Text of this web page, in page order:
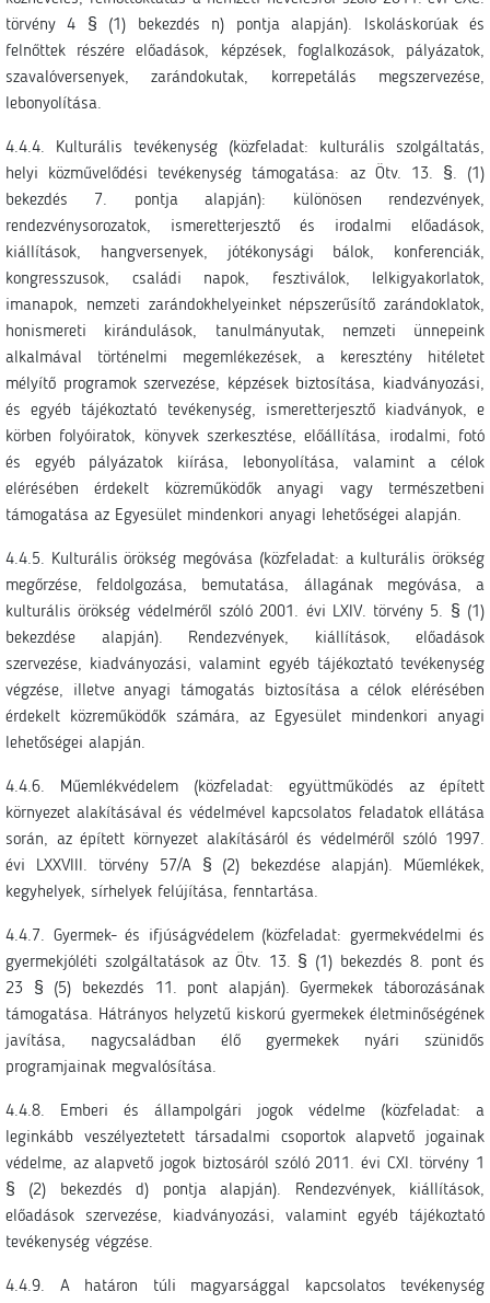
törvény 4 § (1) bekezdés n) pontja alapján). Iskoláskorúak és
felnőttek részére előadások, képzések, foglalkozások, pályázatok,
szavalóversenyek, zarándokutak, korrepetálás megszervezése,
lebonyolítása.
4.4.4. Kulturális tevékenység (közfeladat: kulturális szolgáltatás,
helyi közművelődési tevékenység támogatása: az Ötv. 13. §. (1)
bekezdés 7. pontja alapján): különösen rendezvények,
rendezvénysorozatok, ismeretterjesztő és irodalmi előadások,
kiállítások, hangversenyek, jótékonysági bálok, konferenciák,
kongresszusok, családi napok, fesztiválok, lelkigyakorlatok,
imanapok, nemzeti zarándokhelyeinket népszerűsítő zarándoklatok,
honismereti kirándulások, tanulmányutak, nemzeti ünnepeink
alkalmával történelmi megemlékezések, a keresztény hitéletet
mélyítő programok szervezése, képzések biztosítása, kiadványozási,
és egyéb tájékoztató tevékenység, ismeretterjesztő kiadványok, e
körben folyóiratok, könyvek szerkesztése, előállítása, irodalmi, fotó
és egyéb pályázatok kiírása, lebonyolítása, valamint a célok
elérésében érdekelt közreműködők anyagi vagy természetbeni
támogatása az Egyesület mindenkori anyagi lehetőségei alapján.
4.4.5. Kulturális örökség megóvása (közfeladat: a kulturális örökség
megőrzése, feldolgozása, bemutatása, állagának megóvása, a
kulturális örökség védelméről szóló 2001. évi LXIV. törvény 5. § (1)
bekezdése alapján). Rendezvények, kiállítások, előadások
szervezése, kiadványozási, valamint egyéb tájékoztató tevékenység
végzése, illetve anyagi támogatás biztosítása a célok elérésében
érdekelt közreműködők számára, az Egyesület mindenkori anyagi
lehetőségei alapján.
4.4.6. Műemlékvédelem (közfeladat: együttműködés az épített
környezet alakításával és védelmével kapcsolatos feladatok ellátása
során, az épített környezet alakításáról és védelméről szóló 1997.
évi LXXVIII. törvény 57/A § (2) bekezdése alapján). Műemlékek,
kegyhelyek, sírhelyek felújítása, fenntartása.
4.4.7. Gyermek- és ifjúságvédelem (közfeladat: gyermekvédelmi és
gyermekjóléti szolgáltatások az Ötv. 13. § (1) bekezdés 8. pont és
23 § (5) bekezdés 11. pont alapján). Gyermekek táborozásának
támogatása. Hátrányos helyzetű kiskorú gyermekek életminőségének
javítása, nagycsaládban élő gyermekek nyári szünidős
programjainak megvalósítása.
4.4.8. Emberi és állampolgári jogok védelme (közfeladat: a
leginkább veszélyeztetett társadalmi csoportok alapvető jogainak
védelme, az alapvető jogok biztosáról szóló 2011. évi CXI. törvény 1
§ (2) bekezdés d) pontja alapján). Rendezvények, kiállítások,
előadások szervezése, kiadványozási, valamint egyéb tájékoztató
tevékenység végzése.
4.4.9. A határon túli magyarsággal kapcsolatos tevékenység